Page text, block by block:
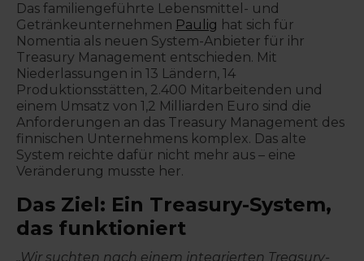
Das familiengeführte Lebensmittel- und
Getränkeunternehmen Paulig hat sich für
Nomentia als neuen System-Anbieter für ihr
Treasury Management entschieden. Mit
Niederlassungen in 13 Ländern, 14
Produktionsstätten, 2.400 Mitarbeitenden und
einem Umsatz von 1,2 Milliarden Euro sind die
Anforderungen an das Treasury Management des
finnischen Unternehmens komplex. Das alte
System reichte dafür nicht mehr aus – eine
Veränderung musste her.
Das Ziel: Ein Treasury-System,
das funktioniert
„Wir suchten nach einem integrierten Treasury-